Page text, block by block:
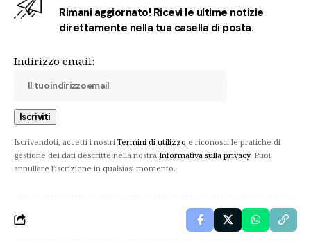
Rimani aggiornato! Ricevi le ultime notizie
direttamente nella tua casella di posta.
Indirizzo email:
Iscrivendoti, accetti i nostri Termini di utilizzo e riconosci le pratiche di
gestione dei dati descritte nella nostra Informativa sulla privacy. Puoi
annullare l'iscrizione in qualsiasi momento.